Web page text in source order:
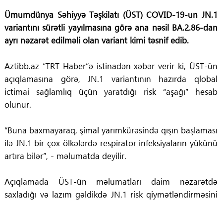
Ümumdünya Səhiyyə Təşkilatı (ÜST) COVID-19-un JN.1
variantını sürətli yayılmasına görə ana nəsil BA.2.86-dan
ayrı nəzarət edilməli olan variant kimi təsnif edib.
Aztibb.az “TRT Haber”ə istinadən xəbər verir ki, ÜST-ün
açıqlamasına görə, JN.1 variantının hazırda qlobal
ictimai sağlamlıq üçün yaratdığı risk “aşağı” hesab
olunur.
“Buna baxmayaraq, şimal yarımkürəsində qışın başlaması
ilə JN.1 bir çox ölkələrdə respirator infeksiyaların yükünü
artıra bilər”, - məlumatda deyilir.
Açıqlamada ÜST-ün məlumatları daim nəzarətdə
saxladığı və lazım gəldikdə JN.1 risk qiymətləndirməsini